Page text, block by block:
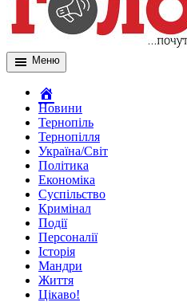
Меню
Новини
Тернопіль
Тернопілля
Україна/Світ
Політика
Економіка
Суспільство
Кримінал
Події
Персоналії
Історія
Мандри
Життя
Цікаво!